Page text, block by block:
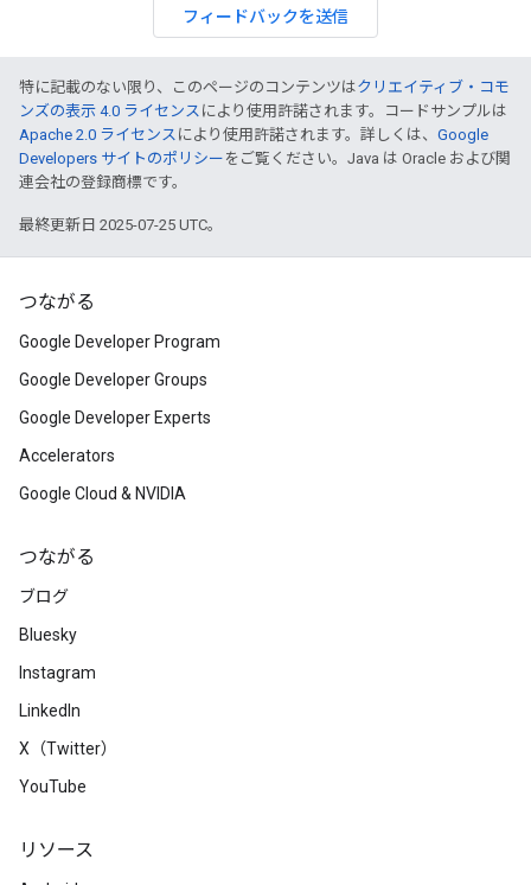
フィードバックを送信
特に記載のない限り、このページのコンテンツはクリエイティブ・コモ
ンズの表示 4.0 ライセンス により使用許諾されます。コードサンプルは
Apache 2.0 ライセンス により使用許諾されます。詳しくは、 Google
Developers サイトのポリシー をご覧ください。Java は Oracle および関
連会社の登録商標です。
最終更新日 2025-07-25 UTC。
つながる
Google Developer Program
Google Developer Groups
Google Developer Experts
Accelerators
Google Cloud & NVIDIA
つながる
ブログ
Bluesky
Instagram
LinkedIn
X（Twitter）
YouTube
リソース